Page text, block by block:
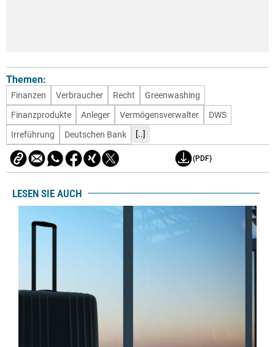
Themen:
Finanzen Verbraucher Recht
Greenwashing
Finanzprodukte
Anleger Vermögensverwalter
DWS
Irreführung
Deutschen Bank [..]
(PDF)
LESEN SIE AUCH